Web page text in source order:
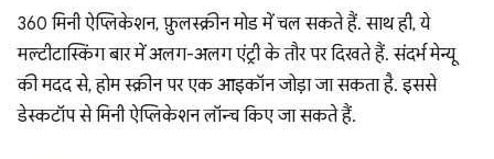
360 मिनी ऐप्लिकेशन, फ़ुलस्क्रीन मोड में चल सकते हैं. साथ ही, ये
मल्टीटास्किंग बार में अलग-अलग एंट्री के तौर पर दिखते हैं. संदर्भ मेन्यू
की मदद से, होम स्क्रीन पर एक आइकॉन जोड़ा जा सकता है. इससे
डेस्कटॉप से मिनी ऐप्लिकेशन लॉन्च किए जा सकते हैं.